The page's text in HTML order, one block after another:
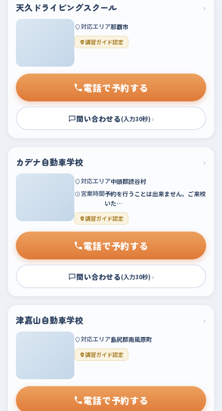
天久ドライビングスクール ›
対応エリア那覇市
講習ガイド認定
電話で予約する
問い合わせる(入力30秒) ›
カデナ自動車学校 ›
対応エリア中頭郡読谷村
営業時間予約を行うことは出来ません。ご来校
いた…
講習ガイド認定
電話で予約する
問い合わせる(入力30秒) ›
津嘉山自動車学校 ›
対応エリア島尻郡南風原町
講習ガイド認定
電話で予約する